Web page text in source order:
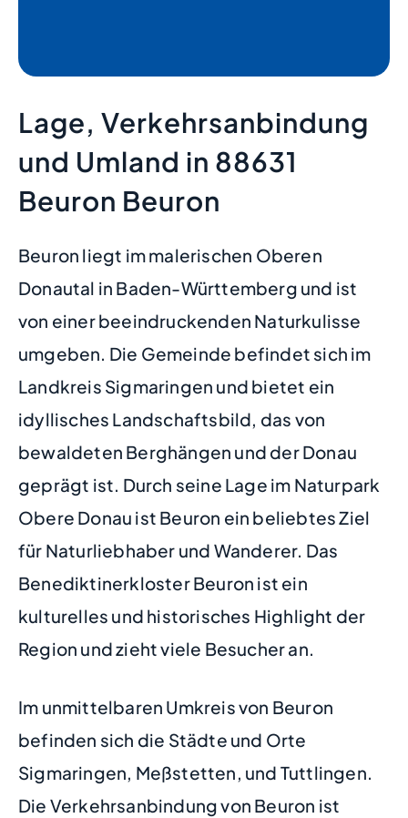
Lage, Verkehrsanbindung
und Umland in 88631
Beuron Beuron
Beuron liegt im malerischen Oberen
Donautal in Baden-Württemberg und ist
von einer beeindruckenden Naturkulisse
umgeben. Die Gemeinde befindet sich im
Landkreis Sigmaringen und bietet ein
idyllisches Landschaftsbild, das von
bewaldeten Berghängen und der Donau
geprägt ist. Durch seine Lage im Naturpark
Obere Donau ist Beuron ein beliebtes Ziel
für Naturliebhaber und Wanderer. Das
Benediktinerkloster Beuron ist ein
kulturelles und historisches Highlight der
Region und zieht viele Besucher an.
Im unmittelbaren Umkreis von Beuron
befinden sich die Städte und Orte
Sigmaringen, Meßstetten, und Tuttlingen.
Die Verkehrsanbindung von Beuron ist